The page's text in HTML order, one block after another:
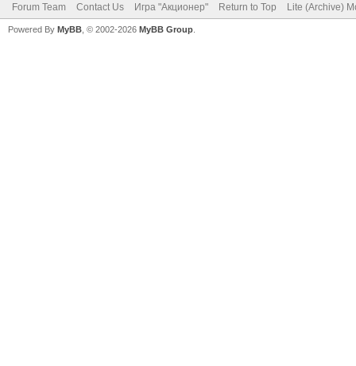
Forum Team Contact Us Игра "Акционер" Return to Top Lite (Archive)
Powered By MyBB , © 2002-2026 MyBB Group